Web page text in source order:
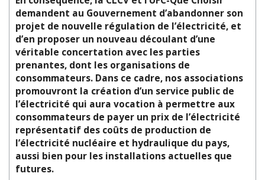
demandent au Gouvernement d’abandonner son
projet de nouvelle régulation de l’électricité, et
d’en proposer un nouveau découlant d’une
véritable concertation avec les parties
prenantes, dont les organisations de
consommateurs. Dans ce cadre, nos associations
promouvront la création d’un service public de
l’électricité qui aura vocation à permettre aux
consommateurs de payer un prix de l’électricité
représentatif des coûts de production de
l’électricité nucléaire et hydraulique du pays,
aussi bien pour les installations actuelles que
futures.